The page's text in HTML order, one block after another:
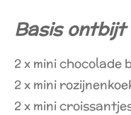
Basis
2 x mini chocolade
2 x mini
2 x mini